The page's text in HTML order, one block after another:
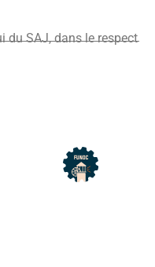
du SAJ, dans le respect